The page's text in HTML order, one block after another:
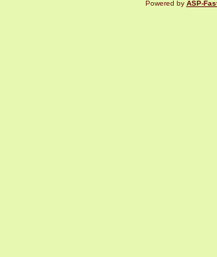
Powered by ASP-